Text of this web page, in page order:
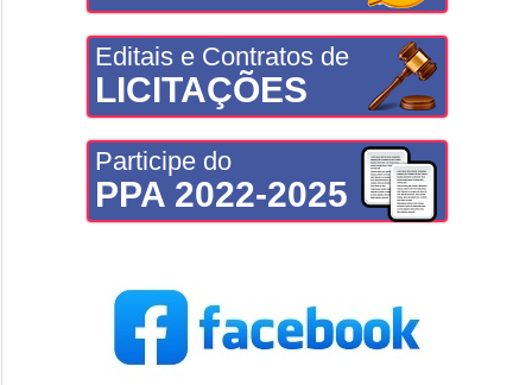
Editais e Contratos de
LICITAÇÕES
Participe do
PPA 2022-2025